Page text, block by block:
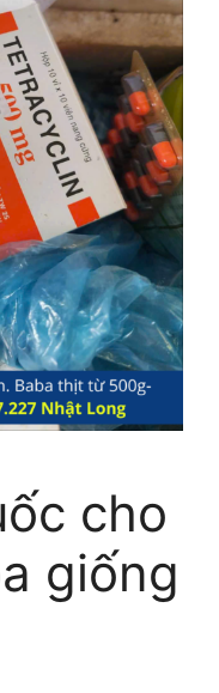
cho
giống